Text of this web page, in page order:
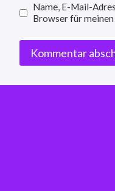
Name, E-Mail-
Browser für